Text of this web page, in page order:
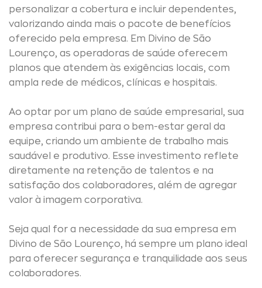
personalizar a cobertura e incluir dependentes,
valorizando ainda mais o pacote de benefícios
oferecido pela empresa. Em Divino de São
Lourenço, as operadoras de saúde oferecem
planos que atendem às exigências locais, com
ampla rede de médicos, clínicas e hospitais.
Ao optar por um plano de saúde empresarial, sua
empresa contribui para o bem-estar geral da
equipe, criando um ambiente de trabalho mais
saudável e produtivo. Esse investimento reflete
diretamente na retenção de talentos e na
satisfação dos colaboradores, além de agregar
valor à imagem corporativa.
Seja qual for a necessidade da sua empresa em
Divino de São Lourenço, há sempre um plano ideal
para oferecer segurança e tranquilidade aos seus
colaboradores.